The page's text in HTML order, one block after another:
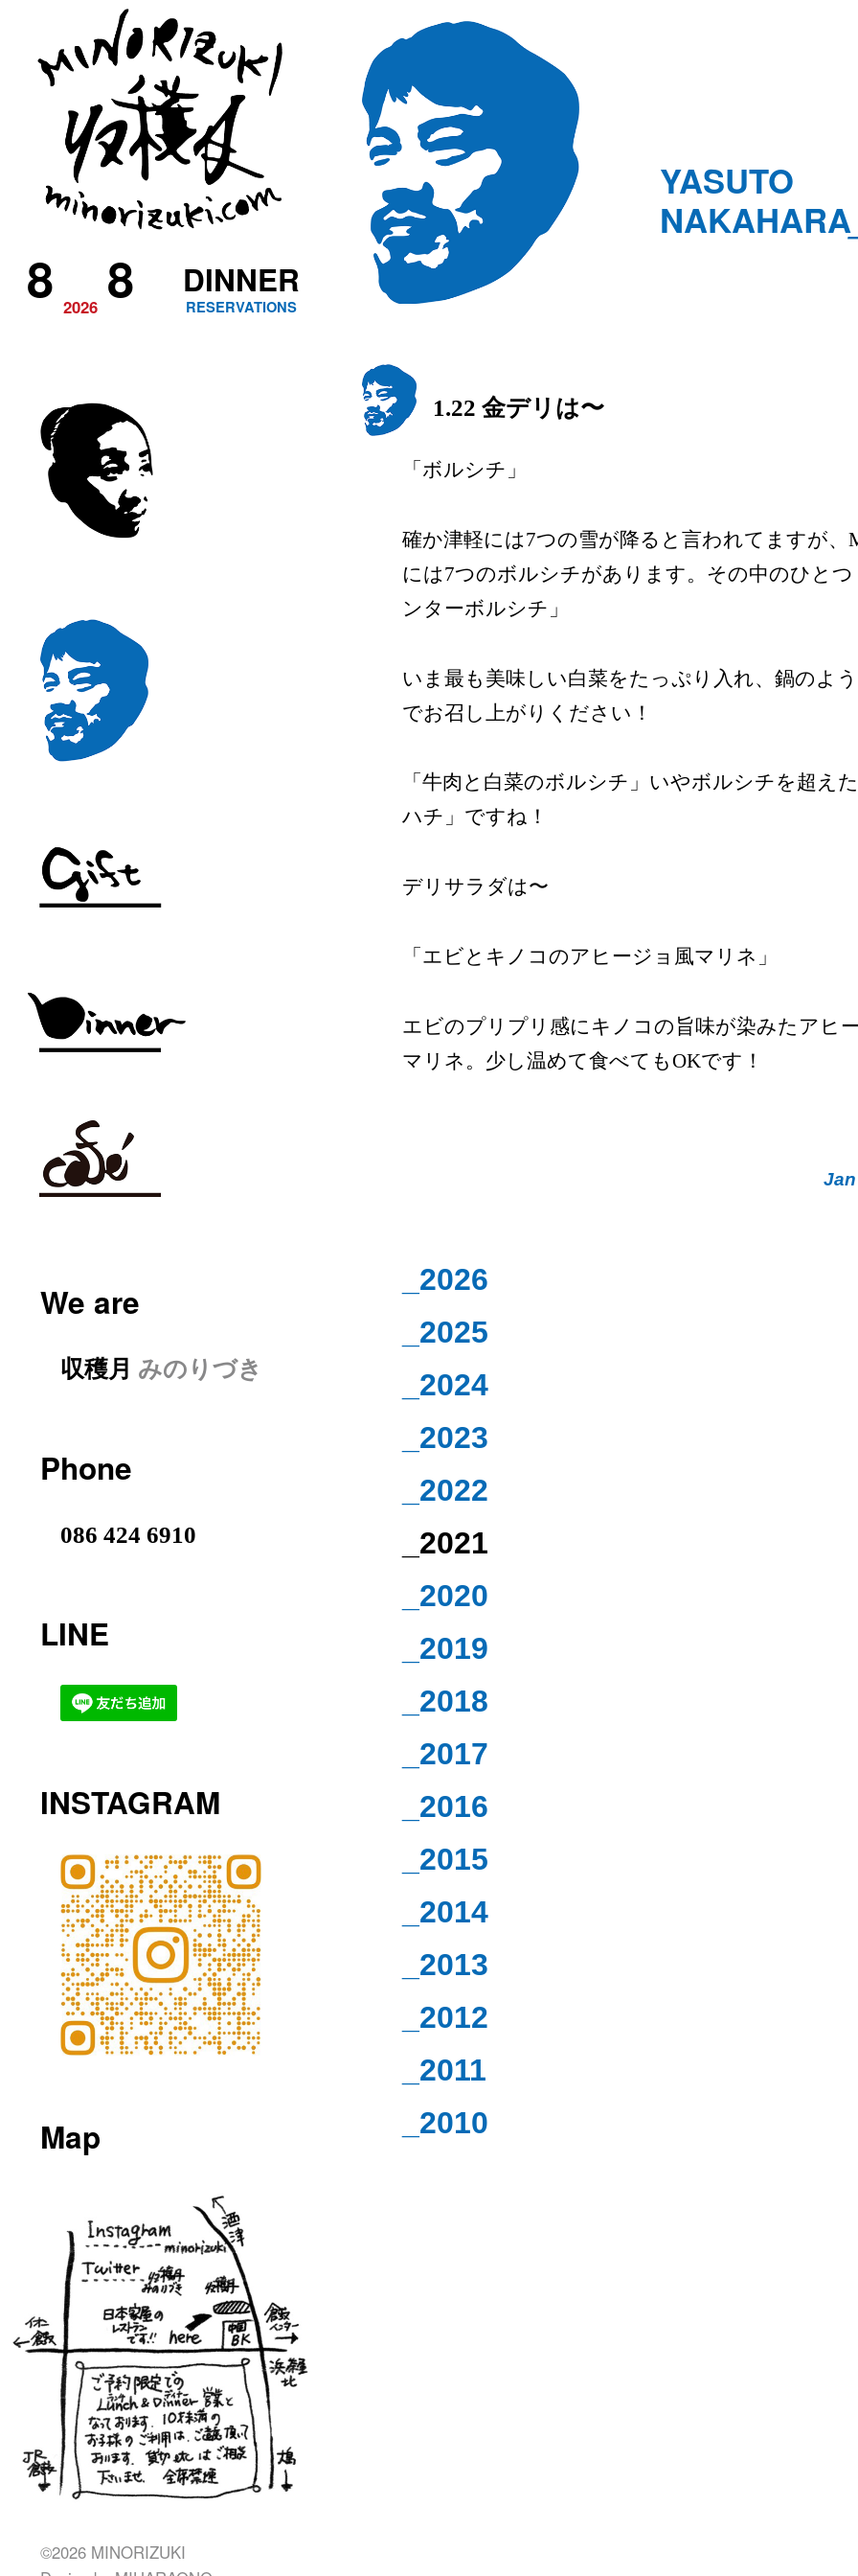
2026
8 8 RESERVATIONS
DINNER
YASUTO
NAKAHARA
1.22 金デリは〜
「ボルシチ」
確か津軽には7つの雪が降ると言われてますが、
には7つのボルシチがあります。その中のひとつ
ンターボルシチ」
いま最も美味しい白菜をたっぷり入れ、鍋のよ
でお召し上がりください！
「牛肉と白菜のボルシチ」いやボルシチを超え
ハチ」ですね！
デリサラダは〜
「エビとキノコのアヒージョ風マリネ」
エビのプリプリ感にキノコの旨味が染みたアヒ
マリネ。少し温めて食べてもOKです！
_2026
_2025
_2024
_2023
_2022
_2021
_2020
_2019
_2018
_2017
_2016
_2015
_2014
_2013
_2012
_2011
_2010
We are
収穫月 みのりづき
Phone
086 424 6910
LINE
INSTAGRAM
Map
©2026 MINORIZUKI